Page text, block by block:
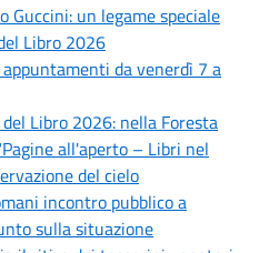
Guccini: un legame speciale
Libro 2026
da venerdì 7 a
Libro 2026: nella Foresta
all'aperto – Libri nel
del cielo
incontro pubblico a
sulla situazione